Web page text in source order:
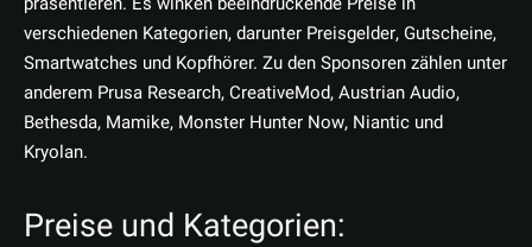
verschiedenen Kategorien, darunter Preisgelder, Gutscheine,
Smartwatches und Kopfhörer. Zu den Sponsoren zählen unter
anderem Prusa Research, CreativeMod, Austrian Audio,
Bethesda, Mamike, Monster Hunter Now, Niantic und
Kryolan.
Preise und Kategorien: